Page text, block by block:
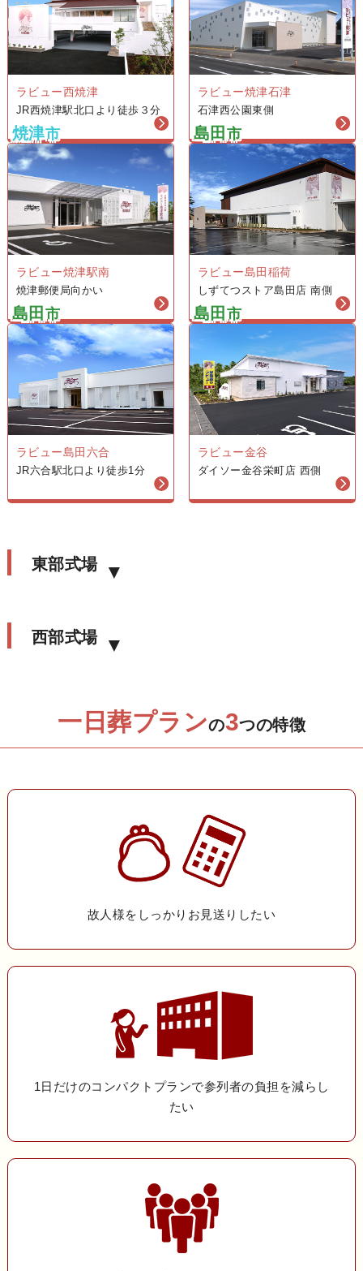
ラビュー西焼津
JR西焼津駅北口より徒歩３分
ラビュー焼津石津
石津西公園東側
焼津市
ラビュー焼津駅南
焼津郵便局向かい
島田 市
ラビュー島田稲荷
しずてつストア島田店 南側
島田 市
ラビュー島田六合
JR六合駅北口より徒歩1分
島田 市
ラビュー金谷
ダイソー金谷栄町店 西側
東部式場
西部式場
一日葬プランの3つの特徴
故人様をしっかりお見送りしたい
1日だけのコンパクトプランで参列者の負担を減らし
たい